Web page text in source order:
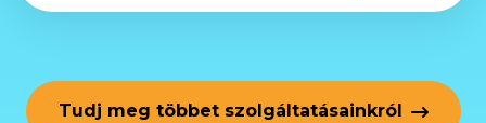
Tudj meg többet szolgáltatásainkról